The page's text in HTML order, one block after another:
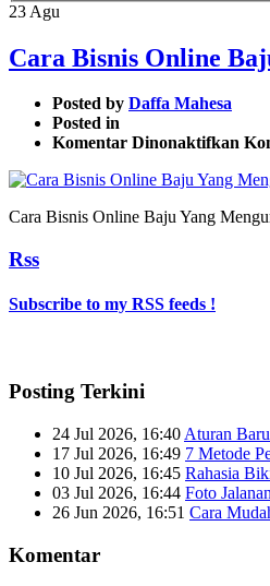
23 Agu
Cara Bisnis Online
Posted by Daffa Mahesa
Posted in
Komentar Dinonaktifkan
Cara Bisnis Online Baju Yang
Rss
Subscribe to my RSS feeds !
Posting Terkini
24 Jul 2026, 16:40 Aturan
17 Jul 2026, 16:49 7 Metode
10 Jul 2026, 16:45 Rahasia
03 Jul 2026, 16:44 Foto
26 Jun 2026, 16:51 Cara
Komentar